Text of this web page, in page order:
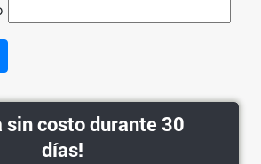
sin costo durante 30
días!